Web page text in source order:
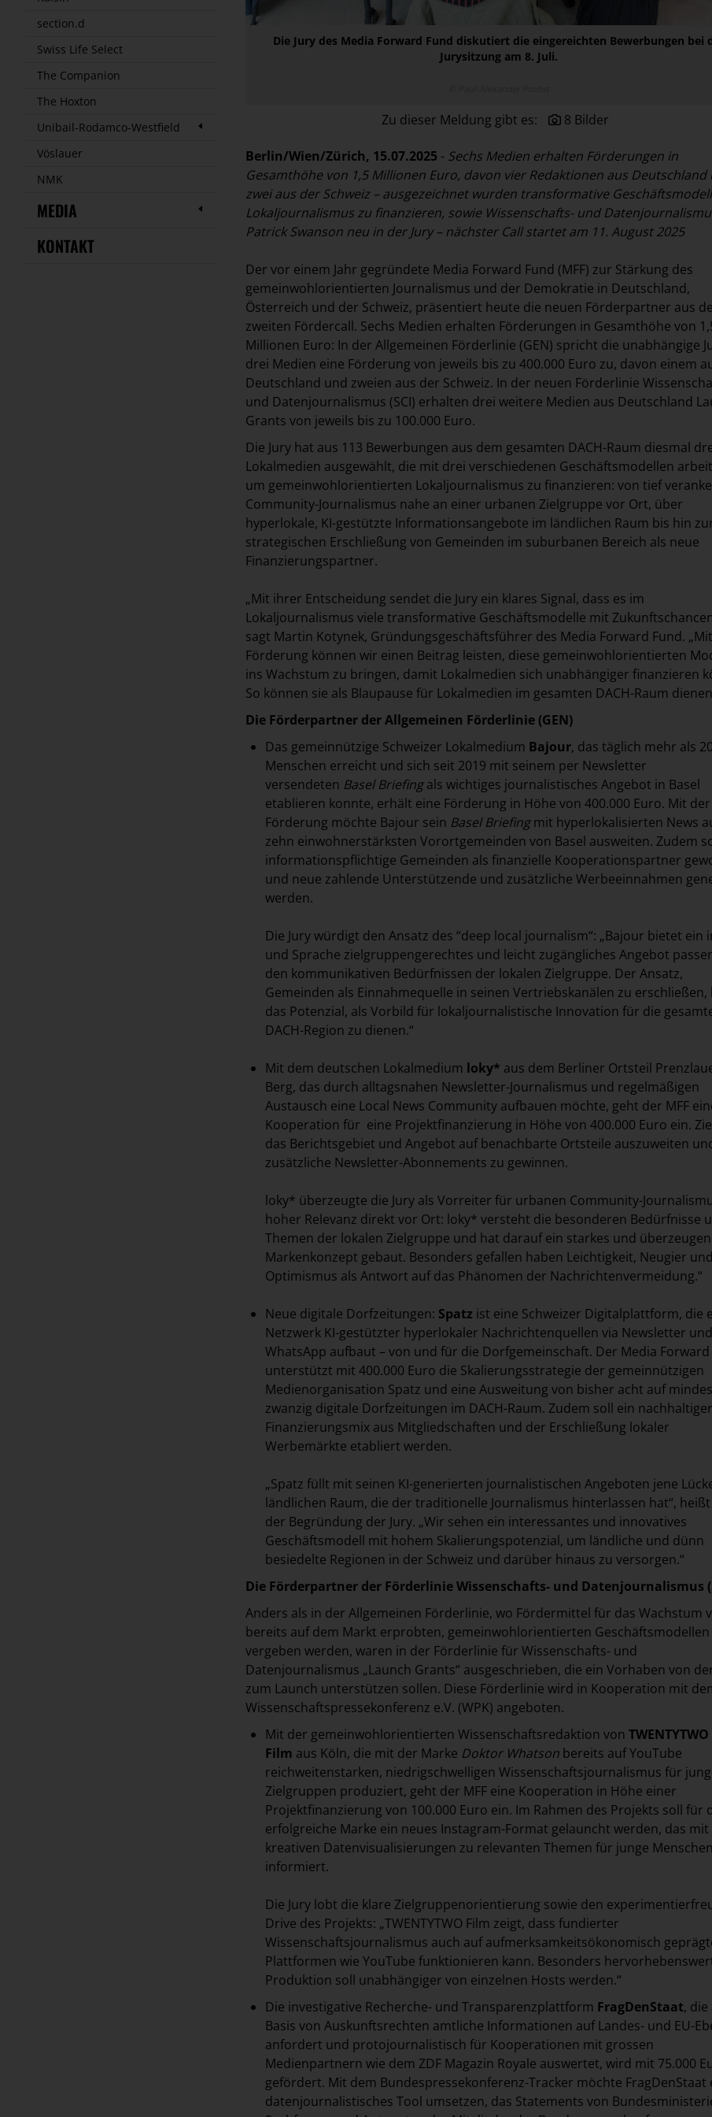
section.d
Swiss Life Select
The Companion
The Hoxton
Unibail-Rodamco-Westfield
Vöslauer
NMK
MEDIA
KONTAKT
Die Jury des Media Forward Fund diskutiert die eingereichten Bewerbungen bei
Jurysitzung am 8. Juli.
Zu dieser Meldung gibt es: 8 Bilder
Berlin/Wien/Zürich, 15.07.2025 - Sechs Medien erhalten Förderungen in
Gesamthöhe von 1,5 Millionen Euro, davon vier Redaktionen aus Deutschland
zwei aus der Schweiz – ausgezeichnet wurden transformative
Lokaljournalismus zu finanzieren, sowie Wissenschafts- und
Patrick Swanson neu in der Jury – nächster Call startet am 11. August 2025
Der vor einem Jahr gegründete Media Forward Fund (MFF) zur Stärkung des
gemeinwohlorientierten Journalismus und der Demokratie in Deutschland,
Österreich und der Schweiz, präsentiert heute die neuen Förderpartner aus
zweiten Fördercall. Sechs Medien erhalten Förderungen in Gesamthöhe von
Millionen Euro: In der Allgemeinen Förderlinie (GEN) spricht die unabhängige
drei Medien eine Förderung von jeweils bis zu 400.000 Euro zu, davon einem
Deutschland und zweien aus der Schweiz. In der neuen Förderlinie
und Datenjournalismus (SCI) erhalten drei weitere Medien aus Deutschland
Grants von jeweils bis zu 100.000 Euro.
Die Jury hat aus 113 Bewerbungen aus dem gesamten DACH-Raum diesmal
Lokalmedien ausgewählt, die mit drei verschiedenen Geschäftsmodellen
um gemeinwohlorientierten Lokaljournalismus zu finanzieren: von tief
Community-Journalismus nahe an einer urbanen Zielgruppe vor Ort, über
hyperlokale, KI-gestützte Informationsangebote im ländlichen Raum bis hin
strategischen Erschließung von Gemeinden im suburbanen Bereich als neue
Finanzierungspartner.
„Mit ihrer Entscheidung sendet die Jury ein klares Signal, dass es im
Lokaljournalismus viele transformative Geschäftsmodelle mit
sagt Martin Kotynek, Gründungsgeschäftsführer des Media Forward Fund.
Förderung können wir einen Beitrag leisten, diese gemeinwohlorientierten
ins Wachstum zu bringen, damit Lokalmedien sich unabhängiger finanzieren
So können sie als Blaupause für Lokalmedien im gesamten DACH-Raum
Die Förderpartner der Allgemeinen Förderlinie (GEN)
Das gemeinnützige Schweizer Lokalmedium Bajour, das täglich mehr als
Menschen erreicht und sich seit 2019 mit seinem per Newsletter
versendeten Basel Briefingals wichtiges journalistisches Angebot in Basel
etablieren konnte, erhält eine Förderung in Höhe von 400.000 Euro. Mit der
Förderung möchte Bajour sein Basel Briefingmit hyperlokalisierten News
zehn einwohnerstärksten Vorortgemeinden von Basel ausweiten. Zudem
informationspflichtige Gemeinden als finanzielle Kooperationspartner
und neue zahlende Unterstützende und zusätzliche Werbeeinnahmen
werden.
Die Jury würdigt den Ansatz des “deep local journalism“: „Bajour bietet ein
und Sprache zielgruppengerechtes und leicht zugängliches Angebot
den kommunikativen Bedürfnissen der lokalen Zielgruppe. Der Ansatz,
Gemeinden als Einnahmequelle in seinen Vertriebskanälen zu erschließen,
das Potenzial, als Vorbild für lokaljournalistische Innovation für die
DACH-Region zu dienen.“
Mit dem deutschen Lokalmedium loky* aus dem Berliner Ortsteil
Berg, das durch alltagsnahen Newsletter-Journalismus und regelmäßigen
Austausch eine Local News Community aufbauen möchte, geht der MFF
Kooperation für eine Projektfinanzierung in Höhe von 400.000 Euro ein.
das Berichtsgebiet und Angebot auf benachbarte Ortsteile auszuweiten
zusätzliche Newsletter-Abonnements zu gewinnen.
loky* überzeugte die Jury als Vorreiter für urbanen Community-
hoher Relevanz direkt vor Ort: loky* versteht die besonderen Bedürfnisse
Themen der lokalen Zielgruppe und hat darauf ein starkes und
Markenkonzept gebaut. Besonders gefallen haben Leichtigkeit, Neugier und
Optimismus als Antwort auf das Phänomen der Nachrichtenvermeidung.“
Neue digitale Dorfzeitungen: Spatz ist eine Schweizer Digitalplattform, die
Netzwerk KI-gestützter hyperlokaler Nachrichtenquellen via Newsletter und
WhatsApp aufbaut – von und für die Dorfgemeinschaft. Der Media Forward
unterstützt mit 400.000 Euro die Skalierungsstrategie der gemeinnützigen
Medienorganisation Spatz und eine Ausweitung von bisher acht auf
zwanzig digitale Dorfzeitungen im DACH-Raum. Zudem soll ein nachhaltiger
Finanzierungsmix aus Mitgliedschaften und der Erschließung lokaler
Werbemärkte etabliert werden.
„Spatz füllt mit seinen KI-generierten journalistischen Angeboten jene
ländlichen Raum, die der traditionelle Journalismus hinterlassen hat“, heißt
der Begründung der Jury. „Wir sehen ein interessantes und innovatives
Geschäftsmodell mit hohem Skalierungspotenzial, um ländliche und dünn
besiedelte Regionen in der Schweiz und darüber hinaus zu versorgen.“
Die Förderpartner der Förderlinie Wissenschafts- und Datenjournalismus
Anders als in der Allgemeinen Förderlinie, wo Fördermittel für das Wachstum
bereits auf dem Markt erprobten, gemeinwohlorientierten Geschäftsmodellen
vergeben werden, waren in der Förderlinie für Wissenschafts- und
Datenjournalismus „Launch Grants“ ausgeschrieben, die ein Vorhaben von
zum Launch unterstützen sollen. Diese Förderlinie wird in Kooperation mit
Wissenschaftspressekonferenz e.V. (WPK) angeboten.
Mit der gemeinwohlorientierten Wissenschaftsredaktion von TWENTYTWO
Film aus Köln, die mit der Marke Doktor Whatson bereits auf YouTube
reichweitenstarken, niedrigschwelligen Wissenschaftsjournalismus für
Zielgruppen produziert, geht der MFF eine Kooperation in Höhe einer
Projektfinanzierung von 100.000 Euro ein. Im Rahmen des Projekts soll für
erfolgreiche Marke ein neues Instagram-Format gelauncht werden, das mit
kreativen Datenvisualisierungen zu relevanten Themen für junge Menschen
informiert.
Die Jury lobt die klare Zielgruppenorientierung sowie den
Drive des Projekts: „TWENTYTWO Film zeigt, dass fundierter
Wissenschaftsjournalismus auch auf aufmerksamkeitsökonomisch
Plattformen wie YouTube funktionieren kann. Besonders
Produktion soll unabhängiger von einzelnen Hosts werden.“
Die investigative Recherche- und Transparenzplattform FragDenStaat, die
Basis von Auskunftsrechten amtliche Informationen auf Landes- und EU-
anfordert und protojournalistisch für Kooperationen mit grossen
Medienpartnern wie dem ZDF Magazin Royale auswertet, wird mit 75.000
gefördert. Mit dem Bundespressekonferenz-Tracker möchte FragDenStaat
datenjournalistisches Tool umsetzen, das Statements von